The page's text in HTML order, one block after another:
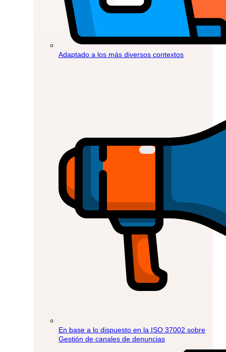
Adaptado a los más diversos contextos
En base a lo dispuesto en la ISO 37002 sobre
Gestión de canales de denuncias